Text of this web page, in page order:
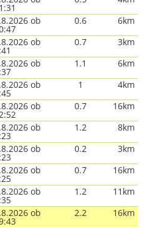
ob 0.6
6km
ob 0.7
3km
ob 1.1
6km
ob 1
4km
ob 0.7
16km
ob 1.2
8km
ob 0.2
3km
ob 0.7
16km
ob 1.2
11km
ob 2.2
16km